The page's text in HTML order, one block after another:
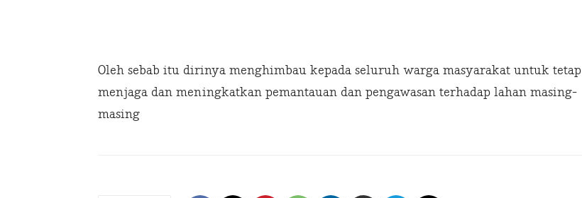
Oleh sebab itu dirinya menghimbau kepada seluruh warga masyarakat untuk tetap
menjaga dan meningkatkan pemantauan dan pengawasan terhadap lahan masing-
masing